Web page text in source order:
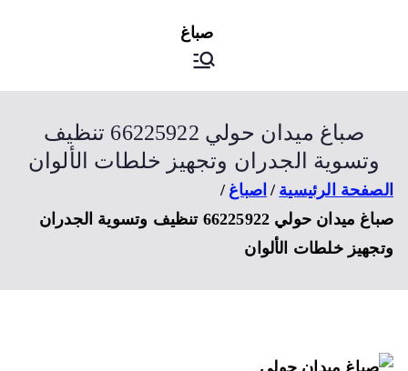
اصباغ
صباغ الكويت
صباغ ميدان حولي 66225922 تنظيف
وتسوية الجدران وتجهيز خلطات الألوان
الرئيسية
اصباغ
صباغ ميدان حولي 66225922 تنظيف وتسوية الجدران
خلطات الألوان